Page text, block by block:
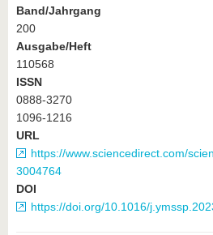
Band/Jahrgang
200
Ausgabe/Heft
110568
ISSN
0888-3270
1096-1216
URL
https://www.sciencedirect.com/
3004764
DOI
https://doi.org/10.1016/